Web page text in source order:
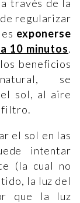
través de la
regularizar
exponerse
10 minutos.
beneficios
se
sol, al aire
filtro.
el sol en las
intentar
(la cual no
la luz del
que la luz